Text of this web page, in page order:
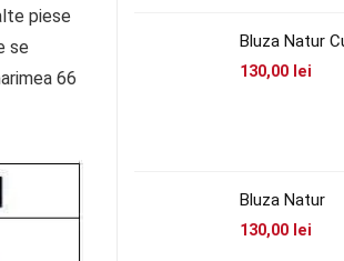
piese
se
66
Bluza Natur
130,00 lei
Bluza Natur
130,00 lei